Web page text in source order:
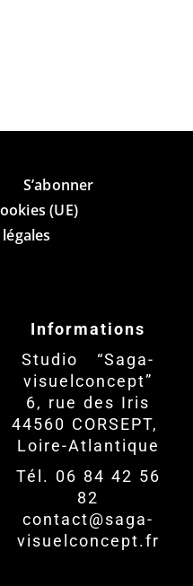
S’abonner
(UE)
Informations
Studio “Saga-
visuelconcept”
6, rue des Iris
44560 CORSEPT,
Loire-Atlantique
Tél. 06 84 42 56
82
contact@saga-
visuelconcept.fr